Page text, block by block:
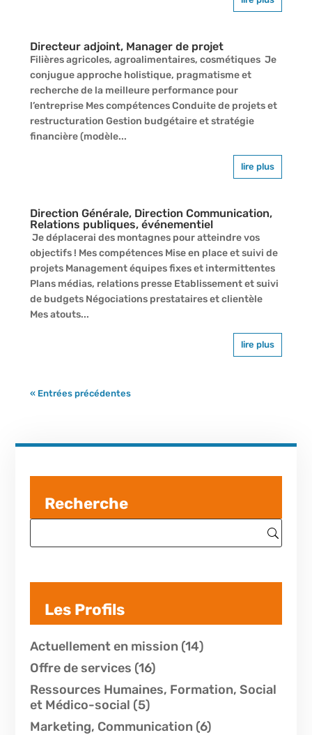
Directeur adjoint, Manager de projet
Filières agricoles, agroalimentaires, cosmétiques Je
conjugue approche holistique, pragmatisme et
recherche de la meilleure performance pour
l’entreprise Mes compétences Conduite de projets et
restructuration Gestion budgétaire et stratégie
financière (modèle...
lire plus
Direction Générale, Direction Communication,
Relations publiques, événementiel
Je déplacerai des montagnes pour atteindre vos
objectifs ! Mes compétences Mise en place et suivi de
projets Management équipes fixes et intermittentes
Plans médias, relations presse Etablissement et suivi
de budgets Négociations prestataires et clientèle
Mes atouts...
lire plus
« Entrées précédentes
Recherche
Les Profils
Actuellement en mission (14)
Offre de services (16)
Ressources Humaines, Formation, Social
et Médico-social (5)
Marketing, Communication (6)